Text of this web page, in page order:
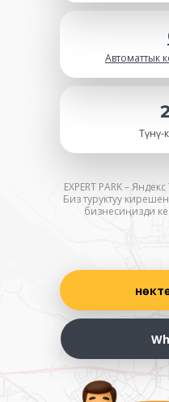
Автоматтык
Түнү-
EXPERT PARK –
Биз туруктуу
бизнесиңизди